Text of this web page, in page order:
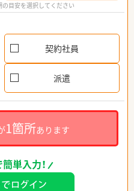
目安を選択してください
契約社員
派遣
1箇所あります
単入力！